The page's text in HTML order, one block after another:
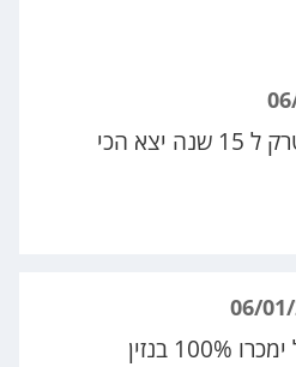
מי שקונה את הקרוסטרק ל 15 שנה יצא הכי